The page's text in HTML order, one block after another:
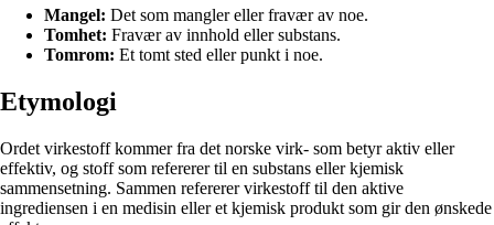
Mangel: Det som mangler eller fravær av noe.
Tomhet: Fravær av innhold eller substans.
Tomrom: Et tomt sted eller punkt i noe.
Etymologi
Ordet virkestoff kommer fra det norske virk- som betyr aktiv eller
effektiv, og stoff som refererer til en substans eller kjemisk
sammensetning. Sammen refererer virkestoff til den aktive
ingrediensen i en medisin eller et kjemisk produkt som gir den ønskede